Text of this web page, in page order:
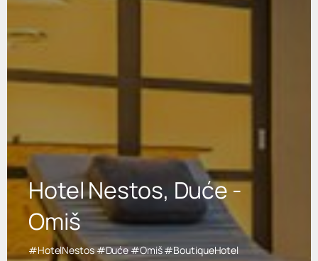
Hotel Nestos, Duće -
Omiš
#HotelNestos #Duće #Omiš #BoutiqueHotel